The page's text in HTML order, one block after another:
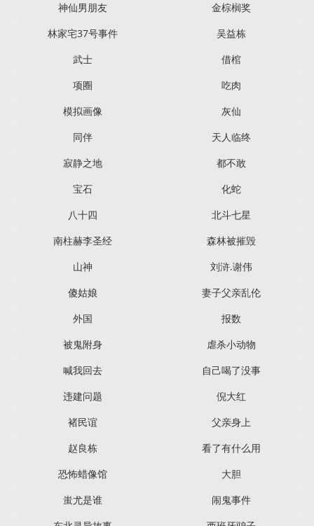
神仙男朋友
金棕榈奖
林家宅37号事件
吴益栋
武士
借棺
项圈
吃肉
模拟画像
灰仙
同伴
天人临终
寂静之地
都不敢
宝石
化蛇
八十四
北斗七星
南柱赫李圣经
森林被摧毁
山神
刘浒.谢伟
傻姑娘
妻子父亲乱伦
外国
报数
被鬼附身
虐杀小动物
喊我回去
自己喝了没事
违建问题
倪大红
褚民谊
父亲身上
赵良栋
看了有什么用
恐怖蜡像馆
大胆
蚩尤是谁
闹鬼事件